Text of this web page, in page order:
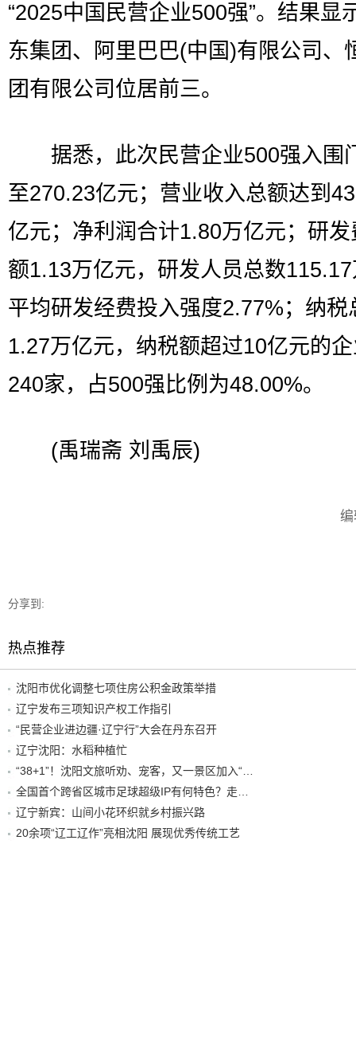
“2025中国民营企业500强”。结果显
东集团、阿里巴巴(中国)有限公司、
团有限公司位居前三。
据悉，此次民营企业500强入围
至270.23亿元；营业收入总额达到
亿元；净利润合计1.80万亿元；研
额1.13万亿元，研发人员总数
平均研发经费投入强度2.77%；纳税
1.27万亿元，纳税额超过10亿元的
240家，占500强比例为48.00%。
(禹瑞斋 刘禹辰)
分享到:
热点推荐
沈阳市优化调整七项住房公积金政策举措
辽宁发布三项知识产权工作指引
“民营企业进边疆·辽宁行”大会在丹东召开
辽宁沈阳：水稻种植忙
辽宁新宾：山间小花环织就乡村振兴路
20余项“辽工辽作”亮相沈阳 展现优秀传统工艺